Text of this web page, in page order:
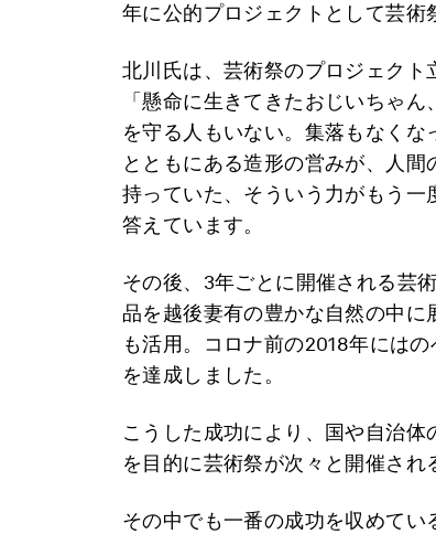
年に公的プロジェクトとして芸術
北川氏は、芸術祭のプロジェクト
「懸命に生きてきたおじいちゃ
を守る人もいない。集落もなく
とともにある造形の営みが、人
持っていた、そういう力がもう一
答えています。
その後、3年ごとに開催される芸
品を越後妻有の豊かな自然の中
も活用。コロナ前の2018年には
を達成しました。
こうした成功により、国や自治
を目的に芸術祭が次々と開催され
その中でも一番の成功を収めてい